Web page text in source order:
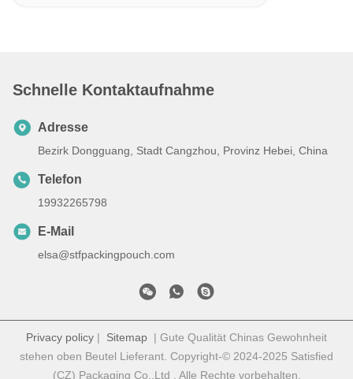
Schnelle Kontaktaufnahme
Adresse
Bezirk Dongguang, Stadt Cangzhou, Provinz Hebei, China
Telefon
19932265798
E-Mail
elsa@stfpackingpouch.com
Privacy policy | Sitemap | Gute Qualität Chinas Gewohnheit
stehen oben Beutel Lieferant. Copyright-© 2024-2025 Satisfied
(CZ) Packaging Co.,Ltd . Alle Rechte vorbehalten.